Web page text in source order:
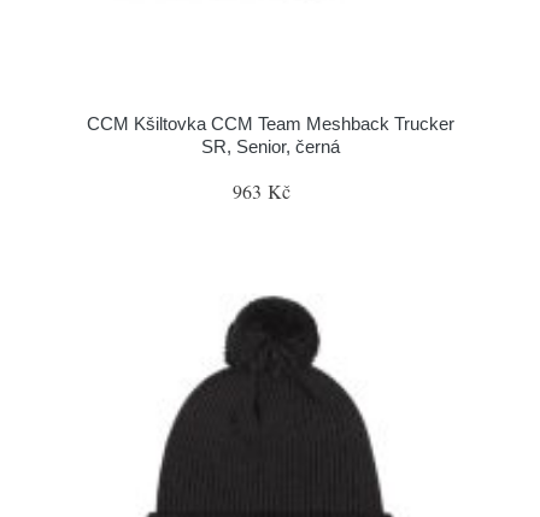
CCM Kšiltovka CCM Team Meshback Trucker
SR, Senior, černá
963 Kč